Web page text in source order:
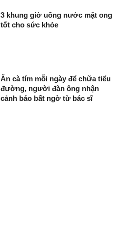
3 khung giờ uống nước mật ong
tốt cho sức khỏe
Ăn cà tím mỗi ngày để chữa tiểu
đường, người đàn ông nhận
cảnh báo bất ngờ từ bác sĩ